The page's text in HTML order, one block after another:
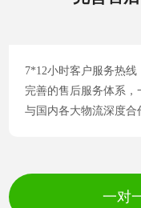
7*12小时客户服务热线
完善的售后服务体系，
与国内各大物流深度合
一对